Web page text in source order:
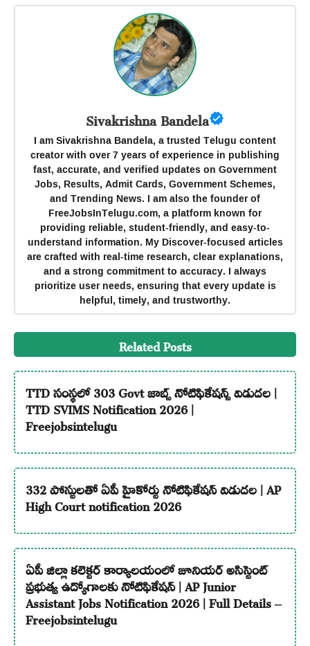
Sivakrishna Bandela
I am Sivakrishna Bandela, a trusted Telugu content
creator with over 7 years of experience in publishing
fast, accurate, and verified updates on Government
Jobs, Results, Admit Cards, Government Schemes,
and Trending News. I am also the founder of
FreeJobsInTelugu.com, a platform known for
providing reliable, student-friendly, and easy-to-
understand information. My Discover-focused articles
are crafted with real-time research, clear explanations,
and a strong commitment to accuracy. I always
prioritize user needs, ensuring that every update is
helpful, timely, and trustworthy.
Related Posts
TTD సంస్థలో 303 Govt జాబ్స్ నోటిఫికేషన్స్ విడుదల |
TTD SVIMS Notification 2026 |
Freejobsintelugu
332 పోస్టులతో ఏపీ హైకోర్టు నోటిఫికేషన్ విడుదల | AP
High Court notification 2026
ఏపీ జిల్లా కలెక్టర్ కార్యాలయంలో జూనియర్ అసిస్టెంట్
ప్రభుత్వ ఉద్యోగాలకు నోటిఫికేషన్ | AP Junior
Assistant Jobs Notification 2026 | Full Details –
Freejobsintelugu